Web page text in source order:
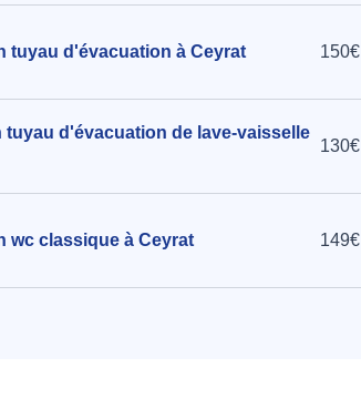
tuyau d'évacuation à Ceyrat
d'évacuation de lave-vaisselle
wc classique à Ceyrat